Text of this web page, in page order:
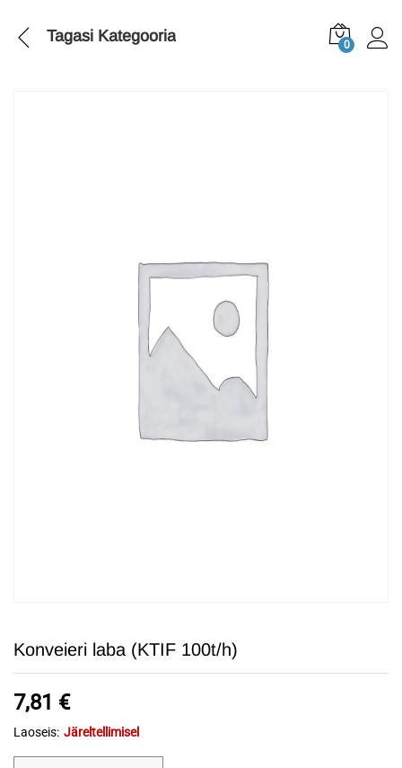
Tagasi Kategooria 0
Konveieri laba (KTIF 100t/h)
7,81 €
Laoseis: Järeltellimisel